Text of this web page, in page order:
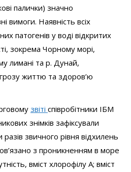
палички) значно
вимоги. Наявність всіх
патогенів у воді відкритих
зокрема Чорному морі,
лимані та р. Дунай,
життю та здоров’ю
звіті співробітники ІБМ
знімків зафіксували
звичного рівня відхилень
з проникненням в море
вміст хлорофілу А; вміст